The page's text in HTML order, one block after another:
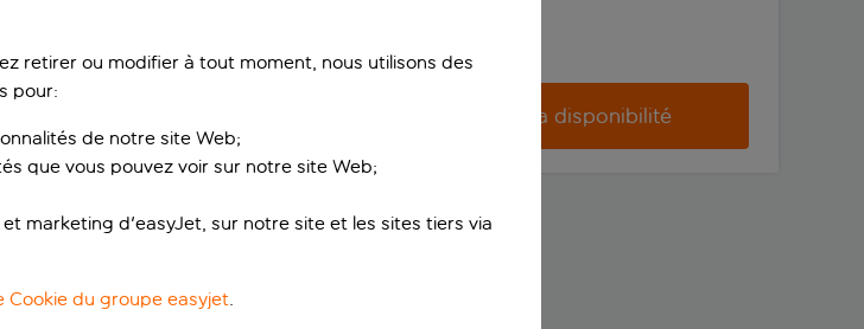
Vérifier la disponibilité
retirer ou modifier à tout moment, nous utilisons des
pour:
de notre site Web;
que vous pouvez voir sur notre site Web;
marketing d'easyJet, sur notre site et les sites tiers via
Cookie du groupe easyjet